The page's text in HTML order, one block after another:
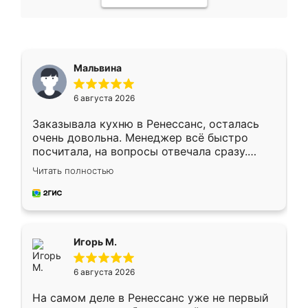
Мальвина
6 августа 2026
Заказывала кухню в Ренессанс, осталась
очень довольна. Менеджер всё быстро
посчитала, на вопросы отвечала сразу.
Замерщик приехал в субботу, подошёл к
делу со всей ответственностью. Собрали
за день, ребята работали аккуратно, даже
Читать полностью
Игорь М.
6 августа 2026
На самом деле в Ренессанс уже не первый